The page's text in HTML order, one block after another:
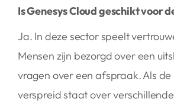
Is Genesys Cloud geschikt voor
Ja. In deze sector speelt
Mensen zijn bezorgd over een
vragen over een afspraak. Als
verspreid staat over